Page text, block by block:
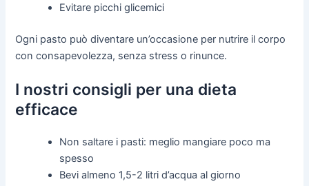
Evitare picchi glicemici
Ogni pasto può diventare un’occasione per nutrire il corpo
con consapevolezza, senza stress o rinunce.
I nostri consigli per una dieta
efficace
Non saltare i pasti: meglio mangiare poco ma
spesso
Bevi almeno 1,5-2 litri d’acqua al giorno